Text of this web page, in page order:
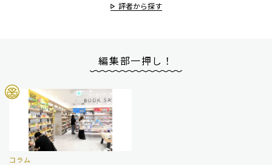
評者から探す
編集部一押し！
コラム